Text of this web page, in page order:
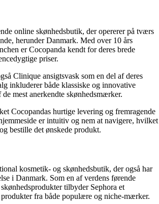
online skønhedsbutik, der opererer på tværs
herunder Danmark. Med over 10 års
er Cocopanda kendt for deres brede
priser.
Clinique ansigtsvask som en del af deres
inkluderer både klassiske og innovative
mest anerkendte skønhedsmærker.
Cocopandas hurtige levering og fremragende
er intuitiv og nem at navigere, hvilket
bestille det ønskede produkt.
kosmetik- og skønhedsbutik, der også har
i Danmark. Som en af verdens førende
tilbyder Sephora et
fra både populære og niche-mærker.